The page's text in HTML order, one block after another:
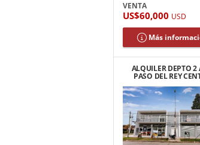
VENTA
US$60,000 USD
Más
ALQUILER DEPTO 2
PASO DEL REY